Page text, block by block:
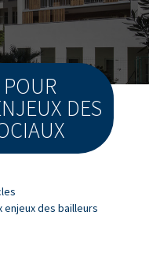
DES
des bailleurs